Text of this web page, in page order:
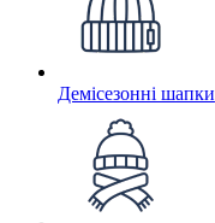
Демісезонні шапки